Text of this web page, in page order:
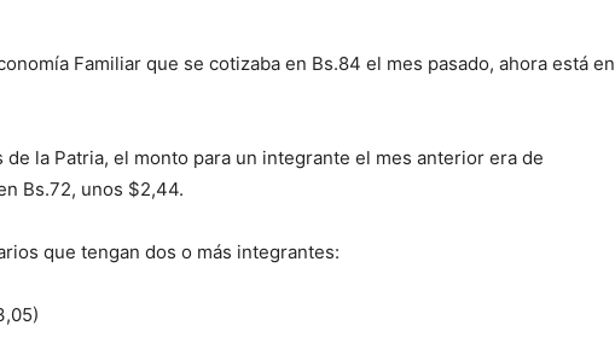
Familiar que se cotizaba en Bs.84 el mes pasado, ahora está en
de la Patria, el monto para un integrante el mes anterior era de
Bs.72, unos $2,44.
que tengan dos o más integrantes: